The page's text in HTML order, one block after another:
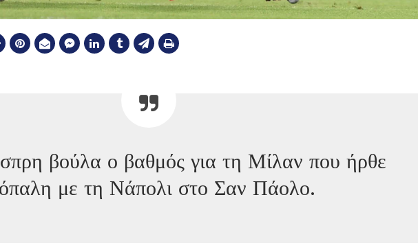
βούλα ο βαθμός για τη Μίλαν που ήρθε
με τη Νάπολι στο Σαν Πάολο.